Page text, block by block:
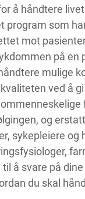
å håndtere
program som
mot
på en
mulige
ved å
og
sykepleiere og
å svare på
du skal